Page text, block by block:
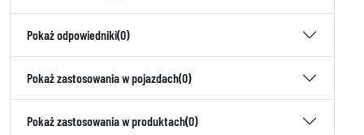
Pokaż odpowiedniki(0)
Pokaż zastosowania w pojazdach(0)
Pokaż zastosowania w produktach(0)